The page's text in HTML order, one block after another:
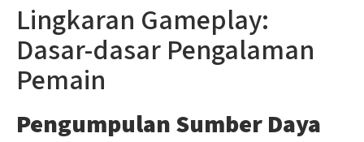
Lingkaran Gameplay:
Dasar-dasar Pengalaman
Pemain
Pengumpulan Sumber Daya